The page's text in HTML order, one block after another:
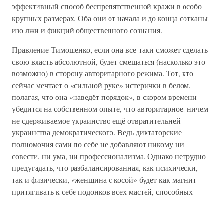
эффективный способ беспрепятственной кражи в особо
крупных размерах. Оба они от начала и до конца сотканы
изо лжи и фикций общественного сознания.
Правление Тимошенко, если она все-таки сможет сделать
свою власть абсолютной, будет смещаться (насколько это
возможно) в сторону авторитарного режима. Тот, кто
сейчас мечтает о «сильной руке» истерички в белом,
полагая, что она «наведёт порядок», в скором времени
убедится на собственном опыте, что авторитарное, ничем
не сдерживаемое украинство ещё отвратительней
украинства демократического. Ведь диктаторские
полномочия сами по себе не добавляют никому ни
совести, ни ума, ни профессионализма. Однако нетрудно
предугадать, что разбалансированная, как психически,
так и физически, «женщина с косой» будет как магнит
притягивать к себе подонков всех мастей, способных